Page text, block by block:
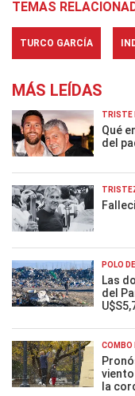
TEMAS
TURCO GARCÍA
MÁS LEÍDAS
TRISTE
Qué
del
POLO
Las
del
COMBO
la